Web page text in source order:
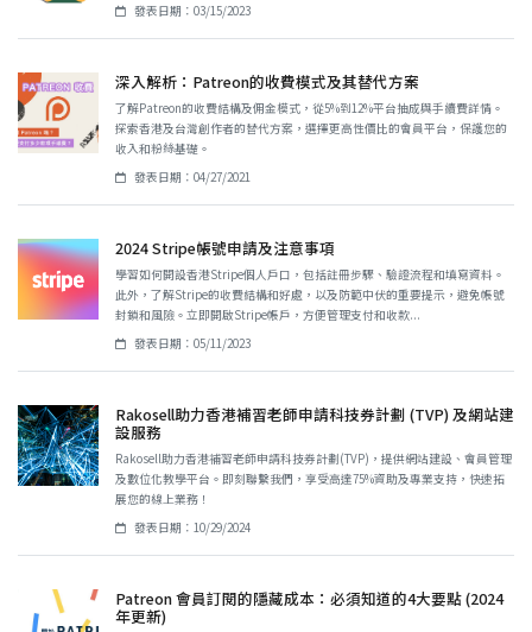
發表日期：03/15/2023
深入解析：Patreon的收費模式及其替代方案
了解Patreon的收費結構及佣金模式，從5%到12%平台抽成與手續費詳情。
探索香港及台灣創作者的替代方案，選擇更高性價比的會員平台，保護您的
收入和粉絲基礎。
發表日期：04/27/2021
2024 Stripe帳號申請及注意事項
學習如何開設香港Stripe個人戶口，包括註冊步驟、驗證流程和填寫資料。
此外，了解Stripe的收費結構和好處，以及防範中伏的重要提示，避免帳號
封鎖和風險。立即開啟Stripe帳戶，方便管理支付和收款...
發表日期：05/11/2023
Rakosell助力香港補習老師申請科技券計劃 (TVP) 及網站建
設服務
Rakosell助力香港補習老師申請科技券計劃(TVP)，提供網站建設、會員管理
及數位化教學平台。即刻聯繫我們，享受高達75%資助及專業支持，快速拓
展您的線上業務！
發表日期：10/29/2024
Patreon 會員訂閱的隱藏成本：必須知道的4大要點 (2024
年更新)